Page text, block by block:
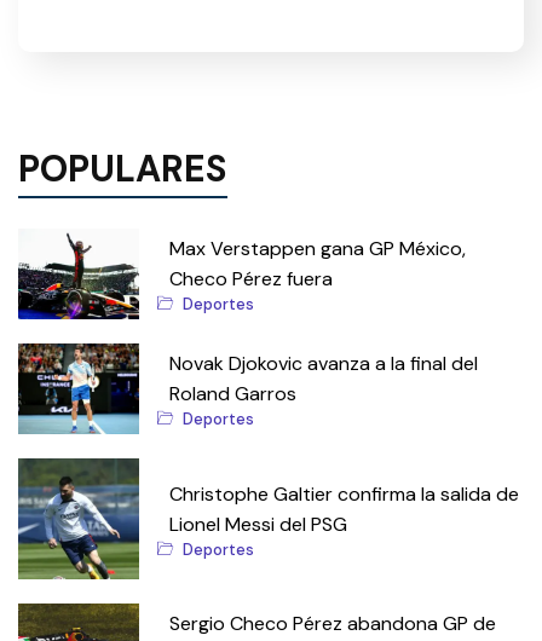
POPULARES
Max Verstappen gana GP México,
Checo Pérez fuera
Deportes
Novak Djokovic avanza a la final del
Roland Garros
Deportes
Christophe Galtier confirma la salida de
Lionel Messi del PSG
Deportes
Sergio Checo Pérez abandona GP de